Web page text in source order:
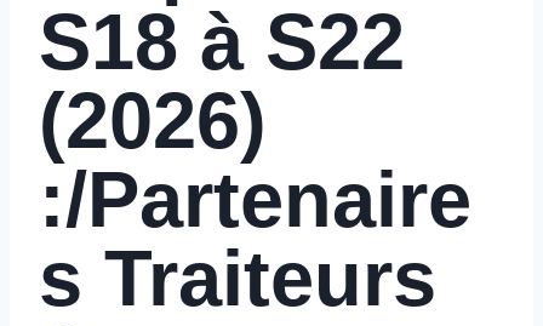
S18 à S22
(2026)
:/Partenaire
s Traiteurs